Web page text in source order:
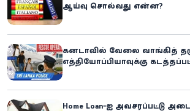
ஆய்வு சொல்வது என்ன?
கனடாவில் வேலை வாங்கித்
எத்தியோப்பியாவுக்கு
Home Loan-ஐ அவசரப்பட்டு